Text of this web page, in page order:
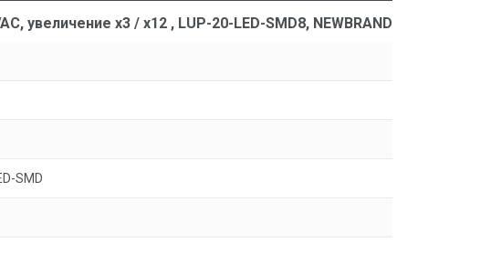
увеличение x3 / x12 , LUP-20-LED-SMD8, NEWBRAND
SMD